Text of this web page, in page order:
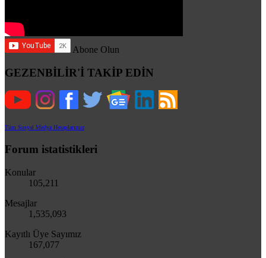
Abone Olun
GEZENBİLİR'İ TAKİP EDİN
Tüm Sosyal Medya Hesaplarımız
Forum istatistikleri
Konular
105,211
Mesajlar
1,535,093
Kayıtlı Üye Sayımız
167,077